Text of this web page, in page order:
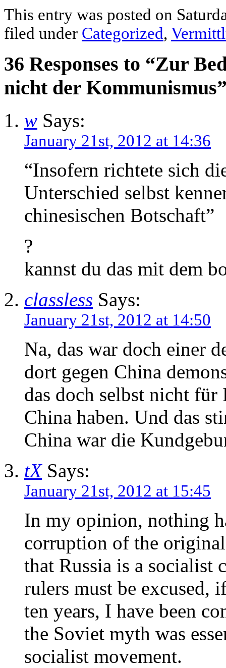
This entry was posted on
filed under Categorized,
36 Responses to “Zur
nicht der
w Says:
January 21st, 2012 at 14:36
“Insofern richtete sich
Unterschied selbst
chinesischen Botschaft”
?
kannst du das mit dem
classless Says:
January 21st, 2012 at 14:50
Na, das war doch einer
dort gegen China
das doch selbst nicht
China haben. Und das
China war die
tXSays:
January 21st, 2012 at 15:45
In my opinion, nothing
corruption of the
that Russia is a socialist
rulers must be excused,
ten years, I have been
the Soviet myth was
socialist movement.